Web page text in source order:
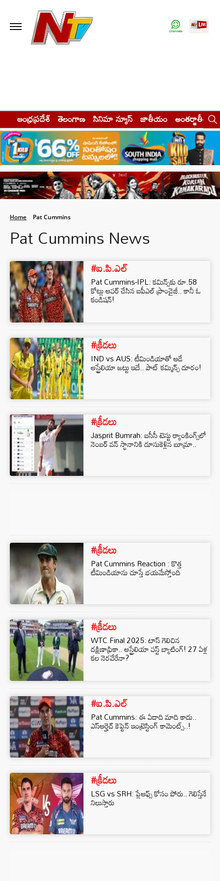
ఆంధ్రప్రదేశ్ తెలంగాణ సినిమా న్యూస్ జాతీయం అంతర్జాతీయం
Home Pat Cummins
Pat Cummins News
#ఐ.పి.ఎల్
Pat Cummins-IPL: కమిన్స్‌కు రూ.58
కోట్లు ఆఫర్ చేసిన ఐపీఎల్ ప్రాంచైజీ.. కానీ ఓ
కండిషన్!
#క్రీడలు
IND vs AUS: టీమిండియాతో ఆడే
ఆస్ట్రేలియా జట్టు ఇదే.. పాట్ కమ్మిన్స్ దూరం!
#క్రీడలు
Jasprit Bumrah: ఐసీసీ టెస్టు ర్యాంకింగ్స్‌లో
నెంబర్ వన్ స్థానానికి దూసుకెళ్లిన బూమ్రా..
#క్రీడలు
Pat Cummins Reaction : కొత్త
టీమిండియాను చూస్తే భయమేస్తోంది
#క్రీడలు
WTC Final 2025: టాస్‌ గెలిచిన
దక్షిణాఫ్రికా.. ఆస్ట్రేలియా ఫస్ట్‌ బ్యాటింగ్‌! 27 ఏళ్ల
కల నెరవేరేనా?
#ఐ.పి.ఎల్
Pat Cummins: ఈ ఏడాది మాది కాదు..
ఎస్ఆర్హెచ్ కెప్టెన్ ఇంట్రెస్టింగ్ కామెంట్స్..!
#క్రీడలు
LSG vs SRH: ప్లేఆఫ్స్ కోసం పోరు.. గెలిస్తేనే
నిలుస్తారు